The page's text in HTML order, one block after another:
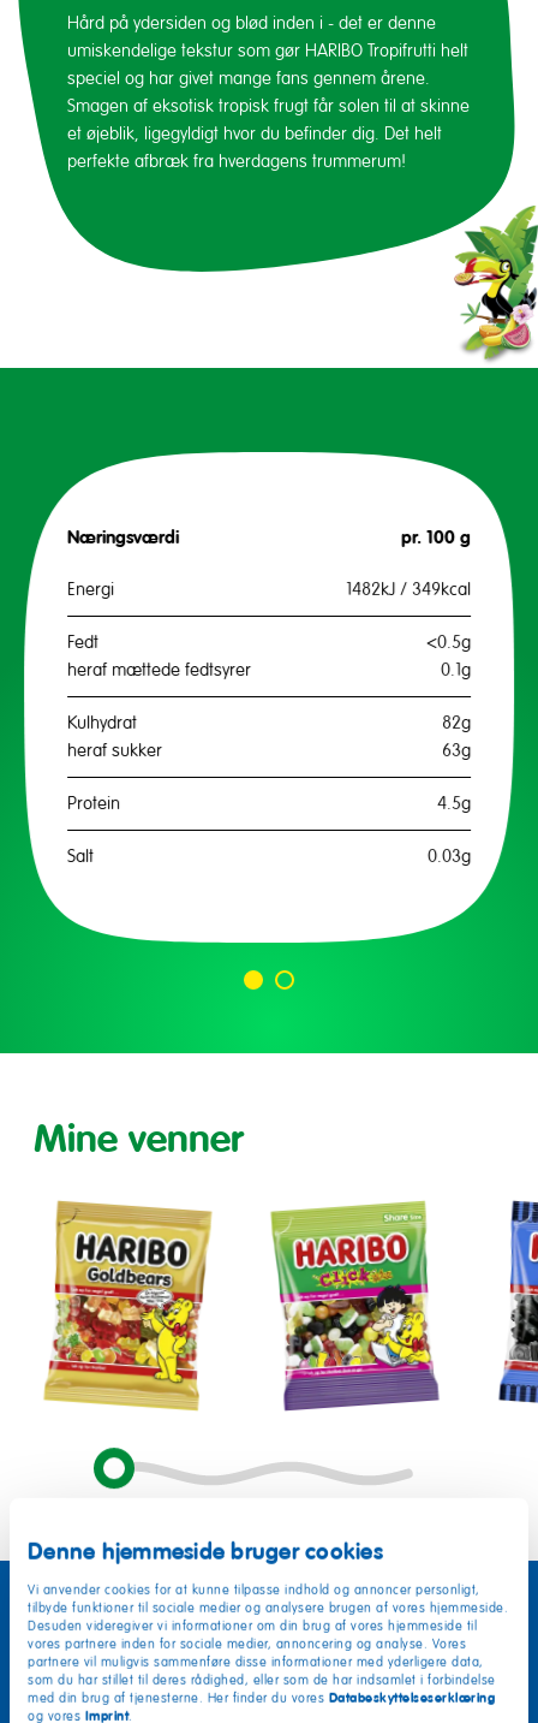
Denne hjemmeside bruger cookies
Vi anvender cookies for at kunne tilpasse indhold og annoncer personligt,
tilbyde funktioner til sociale medier og analysere brugen af vores hjemmeside.
Desuden videregiver vi informationer om din brug af vores hjemmeside til
vores partnere inden for sociale medier, annoncering og analyse. Vores
partnere vil muligvis sammenføre disse informationer med yderligere data,
som du har stillet til deres rådighed, eller som de har indsamlet i forbindelse
med din brug af tjenesterne. Her finder du vores Databeskyttelseserklæring
og vores Imprint.
Hård på ydersiden og blød inden i - det er denne
umiskendelige tekstur som gør HARIBO Tropifrutti helt
speciel og har givet mange fans gennem årene.
Smagen af eksotisk tropisk frugt får solen til at skinne
et øjeblik, ligegyldigt hvor du befinder dig. Det helt
perfekte afbræk fra hverdagens trummerum!
Næringsværdi pr. 100 g
Energi 1482kJ / 349kcal
Fedt
<0.5g
heraf mættede fedtsyrer
0.1g
Kulhydrat
82g
heraf sukker
63g
Protein 4.5g
Salt 0.03g
Gå
1
Gå
2
Mine venner
Goldbears
Click
Mix
Mix